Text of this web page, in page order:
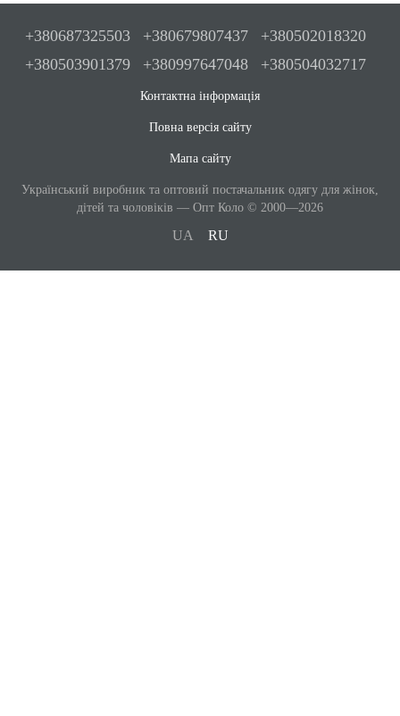
+380687325503 +380679807437
+380502018320
+380503901379
+380997647048 +380504032717
Контактна інформація
Повна версія сайту
Мапа сайту
Український виробник та оптовий постачальник одягу для жінок,
дітей та чоловіків — Опт Коло © 2000—2026
UA RU